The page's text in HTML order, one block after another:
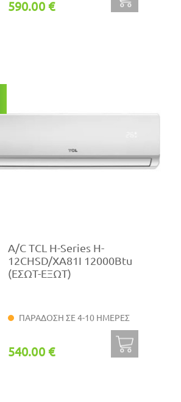
590.00 €
A/C TCL H-Series H-
12CHSD/XA81I 12000Btu
(ΕΣΩΤ-ΕΞΩΤ)
ΠΑΡΑΔΟΣΗ ΣΕ 4-10 ΗΜΕΡΕΣ
540.00 €